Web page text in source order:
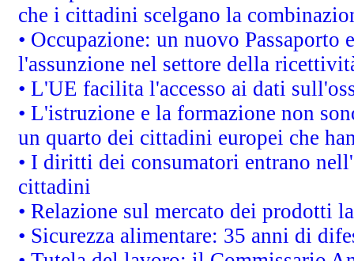
che i cittadini scelgano la
• Occupazione: un nuovo Passaporto
l'assunzione nel settore della
• L'UE facilita l'accesso ai dati
• L'istruzione e la formazione non
un quarto dei cittadini europei che
• I diritti dei consumatori entrano
cittadini
• Relazione sul mercato dei prodotti
• Sicurezza alimentare: 35 anni di